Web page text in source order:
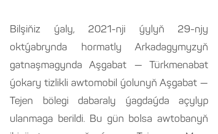
Bilşiňiz ýaly, 2021-nji ýylyň 29-njy
oktýabrynda hormatly Arkadagymyzyň
gatnaşmagynda Aşgabat — Türkmenabat
ýokary tizlikli awtomobil ýolunyň Aşgabat —
Tejen bölegi dabaraly ýagdaýda açylyp
ulanmaga berildi. Bu gün bolsa awtobanyň